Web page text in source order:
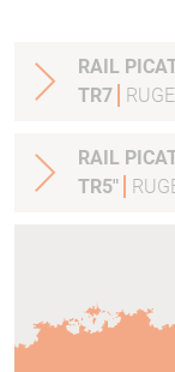
RAIL
TR7
RAIL
TR5"